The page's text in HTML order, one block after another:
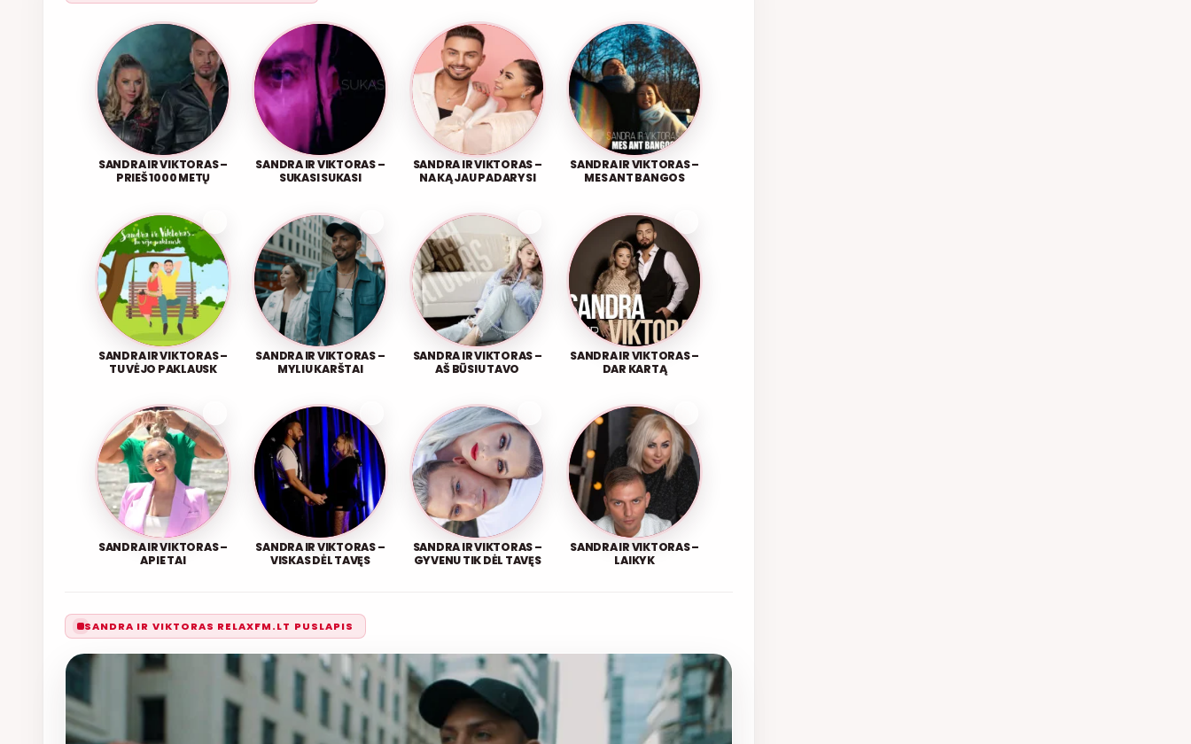
SANDRA IR VIKTORAS –
PRIEŠ 1000 METŲ
SANDRA IR VIKTORAS –
SUKASI SUKASI
SANDRA IR VIKTORAS –
NA KĄ JAU PADARYSI
SANDRA IR VIKTORAS –
MES ANT BANGOS
SANDRA IR VIKTORAS –
TU VĖJO PAKLAUSK
SANDRA IR VIKTORAS –
MYLIU KARŠTAI
SANDRA IR VIKTORAS –
AŠ BŪSIU TAVO
SANDRA IR VIKTORAS –
DAR KARTĄ
SANDRA IR VIKTORAS –
APIE TAI
SANDRA IR VIKTORAS –
VISKAS DĖL TAVĘS
SANDRA IR VIKTORAS –
GYVENU TIK DĖL TAVĘS
SANDRA IR VIKTORAS –
LAIKYK
SANDRA IR VIKTORAS RELAXFM.LT PUSLAPIS